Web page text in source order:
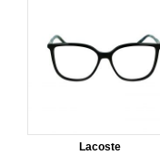
Lacoste